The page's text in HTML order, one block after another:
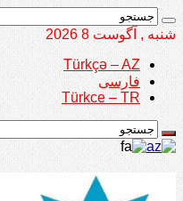
شنبه , آگوست 8 2026
Türkçə – AZ
فارسی
Türkce – TR